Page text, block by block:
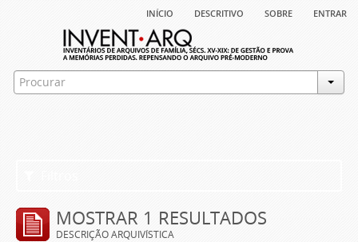
início descritivo sobre entrar
MOSTRAR 1 RESULTADOS
DESCRIÇÃO ARQUIVÍSTICA